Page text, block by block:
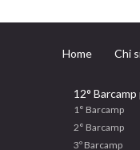
Home Chi
12°
1° Barcamp
2° Barcamp
3º Barcamp